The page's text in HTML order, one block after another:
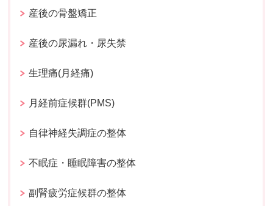
産後の骨盤矯正
産後の尿漏れ・尿失禁
生理痛(月経痛)
月経前症候群(PMS)
自律神経失調症の整体
不眠症・睡眠障害の整体
副腎疲労症候群の整体